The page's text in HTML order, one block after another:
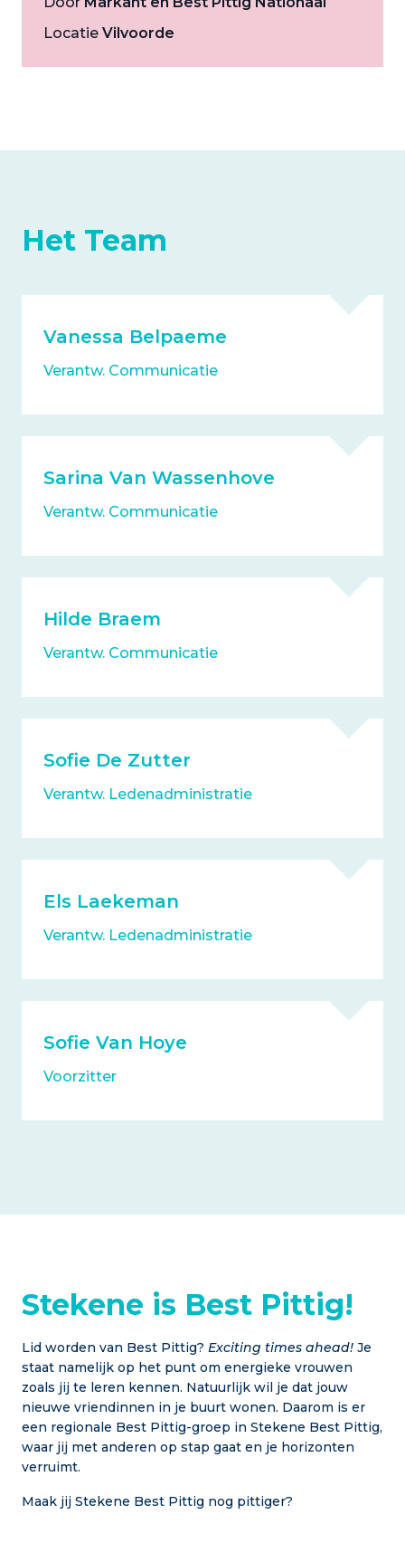
Locatie Vilvoorde
Het Team
Vanessa Belpaeme
Verantw. Communicatie
Sarina Van Wassenhove
Verantw. Communicatie
Hilde Braem
Verantw. Communicatie
Sofie De Zutter
Verantw. Ledenadministratie
Els Laekeman
Verantw. Ledenadministratie
Sofie Van Hoye
Voorzitter
Stekene is Best Pittig!
Lid worden van Best Pittig? Exciting times ahead! Je
staat namelijk op het punt om energieke vrouwen
zoals jij te leren kennen. Natuurlijk wil je dat jouw
nieuwe vriendinnen in je buurt wonen. Daarom is er
een regionale Best Pittig-groep in Stekene Best Pittig,
waar jij met anderen op stap gaat en je horizonten
verruimt.
Maak jij Stekene Best Pittig nog pittiger?